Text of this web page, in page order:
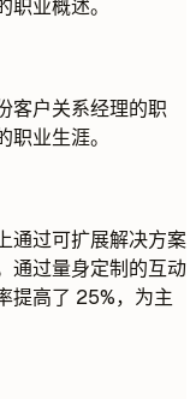
业概述。
客户关系经理的职
业生涯。
通过可扩展解决方案
通过量身定制的互动
提高了 25%，为主